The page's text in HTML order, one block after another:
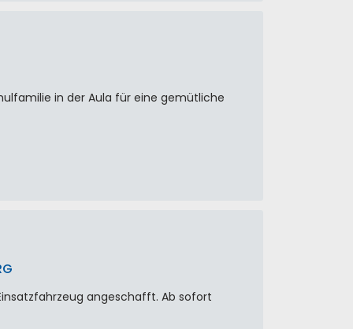
in der Aula für eine gemütliche
angeschafft. Ab sofort